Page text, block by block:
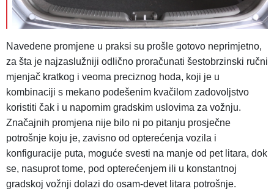
Navedene promjene u praksi su prošle gotovo neprimjetno,
za šta je najzaslužniji odlično proračunati šestobrzinski ručni
mjenjač kratkog i veoma preciznog hoda, koji je u
kombinaciji s mekano podešenim kvačilom zadovoljstvo
koristiti čak i u napornim gradskim uslovima za vožnju.
Značajnih promjena nije bilo ni po pitanju prosječne
potrošnje koju je, zavisno od opterećenja vozila i
konfiguracije puta, moguće svesti na manje od pet litara, dok
se, nasuprot tome, pod opterećenjem ili u konstantnoj
gradskoj vožnji dolazi do osam-devet litara potrošnje.